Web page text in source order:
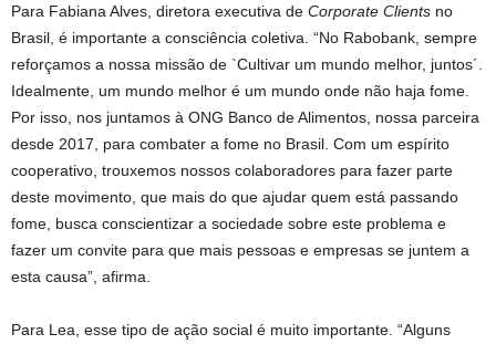
Para Fabiana Alves, diretora executiva de Corporate Clients no
Brasil, é importante a consciência coletiva. “No Rabobank, sempre
reforçamos a nossa missão de `Cultivar um mundo melhor, juntos´.
Idealmente, um mundo melhor é um mundo onde não haja fome.
Por isso, nos juntamos à ONG Banco de Alimentos, nossa parceira
desde 2017, para combater a fome no Brasil. Com um espírito
cooperativo, trouxemos nossos colaboradores para fazer parte
deste movimento, que mais do que ajudar quem está passando
fome, busca conscientizar a sociedade sobre este problema e
fazer um convite para que mais pessoas e empresas se juntem a
esta causa”, afirma.
Para Lea, esse tipo de ação social é muito importante. “Alguns